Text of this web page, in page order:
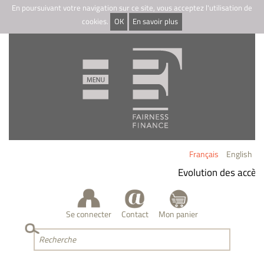
En poursuivant votre navigation sur ce site, vous acceptez l'utilisation de
cookies. OK En savoir plus
Français English
Evolution des
Se connecter Contact Mon panier